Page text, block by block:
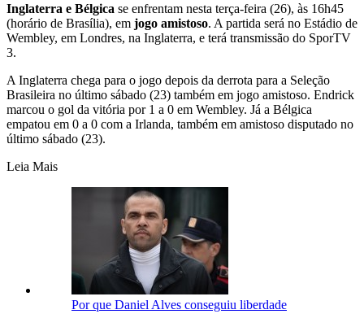
Inglaterra e Bélgica se enfrentam nesta terça-feira (26), às 16h45
(horário de Brasília), em jogo amistoso. A partida será no Estádio de
Wembley, em Londres, na Inglaterra, e terá transmissão do SporTV
3.
A Inglaterra chega para o jogo depois da derrota para a Seleção
Brasileira no último sábado (23) também em jogo amistoso. Endrick
marcou o gol da vitória por 1 a 0 em Wembley. Já a Bélgica
empatou em 0 a 0 com a Irlanda, também em amistoso disputado no
último sábado (23).
Leia Mais
Por que Daniel Alves conseguiu liberdade